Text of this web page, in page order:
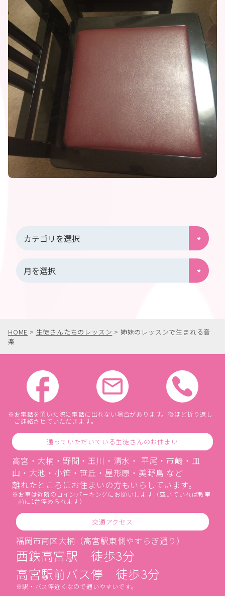
HOME > 生徒さんたちのレッスン > 姉妹のレッスンで生まれる音
楽
お電話を頂いた際に電話に出れない場合があります。後ほど折り返し
ご連絡させていただきます。
通っていただいている生徒さんのお住まい
高宮・大楠・野間・玉川・清水・ 平尾・市崎・皿
山・大池・小笹・笹丘・屋形原・美野島 など
離れたところにお住まいの方もいらしています。
お車は近隣のコインパーキングにお願いします（空いていれば教室
前に1台停められます）
交通アクセス
福岡市南区大楠（高宮駅東側やすらぎ通り）
西鉄高宮駅 徒歩3分
高宮駅前バス停 徒歩3分
駅・バス停近くなので通いやすいです。